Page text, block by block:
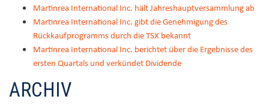
Martinrea International Inc. hält Jahreshauptversammlung ab
Martinrea International Inc. gibt die Genehmigung des
Rückkaufprogramms durch die TSX bekannt
Martinrea International Inc. berichtet über die Ergebnisse des
ersten Quartals und verkündet Dividende
ARCHIV